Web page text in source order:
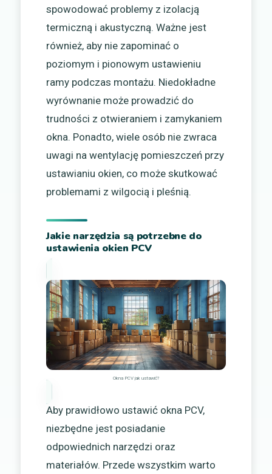
spowodować problemy z izolacją
termiczną i akustyczną. Ważne jest
również, aby nie zapominać o
poziomym i pionowym ustawieniu
ramy podczas montażu. Niedokładne
wyrównanie może prowadzić do
trudności z otwieraniem i zamykaniem
okna. Ponadto, wiele osób nie zwraca
uwagi na wentylację pomieszczeń przy
ustawianiu okien, co może skutkować
problemami z wilgocią i pleśnią.
Jakie narzędzia są potrzebne do
ustawienia okien PCV
Okna PCV jak ustawić?
Aby prawidłowo ustawić okna PCV,
niezbędne jest posiadanie
odpowiednich narzędzi oraz
materiałów. Przede wszystkim warto